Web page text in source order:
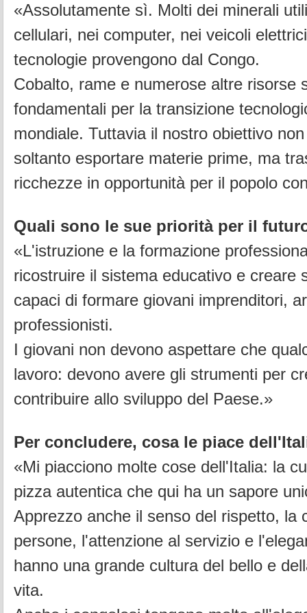
«Assolutamente sì. Molti dei minerali
cellulari, nei computer, nei veicoli
tecnologie provengono dal Congo.
Cobalto, rame e numerose altre risorse
fondamentali per la transizione
mondiale. Tuttavia il nostro obiettivo
soltanto esportare materie prime, ma
ricchezze in opportunità per il popolo
Quali sono le sue priorità per il
«L'istruzione e la formazione
ricostruire il sistema educativo e creare
capaci di formare giovani imprenditori,
professionisti.
I giovani non devono aspettare che
lavoro: devono avere gli strumenti per
contribuire allo sviluppo del Paese.»
Per concludere, cosa le piace
«Mi piacciono molte cose dell'Italia: la
pizza autentica che qui ha un sapore
Apprezzo anche il senso del rispetto, la
persone, l'attenzione al servizio e
hanno una grande cultura del bello e
vita.